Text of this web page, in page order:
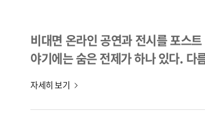
비대면 온라인 공연과 전시를 포스
야기에는 숨은 전제가 하나 있다. 다
자세히 보기